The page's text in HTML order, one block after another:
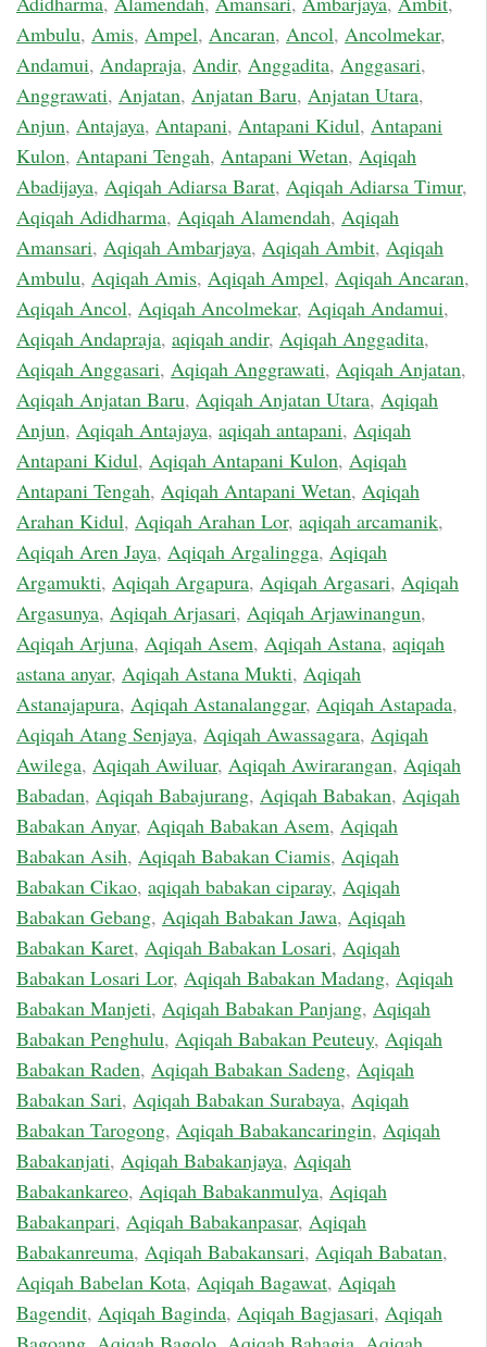
Ambulu, Amis, Ampel, Ancaran, Ancol, Ancolmekar,
Andamui, Andapraja, Andir, Anggadita, Anggasari,
Anggrawati, Anjatan, Anjatan Baru, Anjatan Utara,
Anjun, Antajaya, Antapani, Antapani Kidul, Antapani
Kulon, Antapani Tengah, Antapani Wetan, Aqiqah
Abadijaya, Aqiqah Adiarsa Barat, Aqiqah Adiarsa Timur,
Aqiqah Adidharma, Aqiqah Alamendah, Aqiqah
Amansari, Aqiqah Ambarjaya, Aqiqah Ambit, Aqiqah
Ambulu, Aqiqah Amis, Aqiqah Ampel, Aqiqah Ancaran,
Aqiqah Ancol, Aqiqah Ancolmekar, Aqiqah Andamui,
Aqiqah Andapraja, aqiqah andir, Aqiqah Anggadita,
Aqiqah Anggasari, Aqiqah Anggrawati, Aqiqah Anjatan,
Aqiqah Anjatan Baru, Aqiqah Anjatan Utara, Aqiqah
Anjun, Aqiqah Antajaya, aqiqah antapani, Aqiqah
Antapani Kidul, Aqiqah Antapani Kulon, Aqiqah
Antapani Tengah, Aqiqah Antapani Wetan, Aqiqah
Arahan Kidul, Aqiqah Arahan Lor, aqiqah arcamanik,
Aqiqah Aren Jaya, Aqiqah Argalingga, Aqiqah
Argamukti, Aqiqah Argapura, Aqiqah Argasari, Aqiqah
Argasunya, Aqiqah Arjasari, Aqiqah Arjawinangun,
Aqiqah Arjuna, Aqiqah Asem, Aqiqah Astana, aqiqah
astana anyar, Aqiqah Astana Mukti, Aqiqah
Astanajapura, Aqiqah Astanalanggar, Aqiqah Astapada,
Aqiqah Atang Senjaya, Aqiqah Awassagara, Aqiqah
Awilega, Aqiqah Awiluar, Aqiqah Awirarangan, Aqiqah
Babadan, Aqiqah Babajurang, Aqiqah Babakan, Aqiqah
Babakan Anyar, Aqiqah Babakan Asem, Aqiqah
Babakan Asih, Aqiqah Babakan Ciamis, Aqiqah
Babakan Cikao, aqiqah babakan ciparay, Aqiqah
Babakan Gebang, Aqiqah Babakan Jawa, Aqiqah
Babakan Karet, Aqiqah Babakan Losari, Aqiqah
Babakan Losari Lor, Aqiqah Babakan Madang, Aqiqah
Babakan Manjeti, Aqiqah Babakan Panjang, Aqiqah
Babakan Penghulu, Aqiqah Babakan Peuteuy, Aqiqah
Babakan Raden, Aqiqah Babakan Sadeng, Aqiqah
Babakan Sari, Aqiqah Babakan Surabaya, Aqiqah
Babakan Tarogong, Aqiqah Babakancaringin, Aqiqah
Babakanjati, Aqiqah Babakanjaya, Aqiqah
Babakankareo, Aqiqah Babakanmulya, Aqiqah
Babakanpari, Aqiqah Babakanpasar, Aqiqah
Babakanreuma, Aqiqah Babakansari, Aqiqah Babatan,
Aqiqah Babelan Kota, Aqiqah Bagawat, Aqiqah
Bagendit, Aqiqah Baginda, Aqiqah Bagjasari, Aqiqah